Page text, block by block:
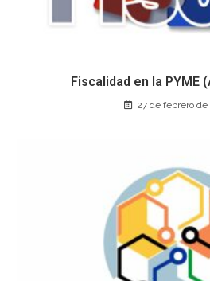
Fiscalidad en la PYME
27 de febrero